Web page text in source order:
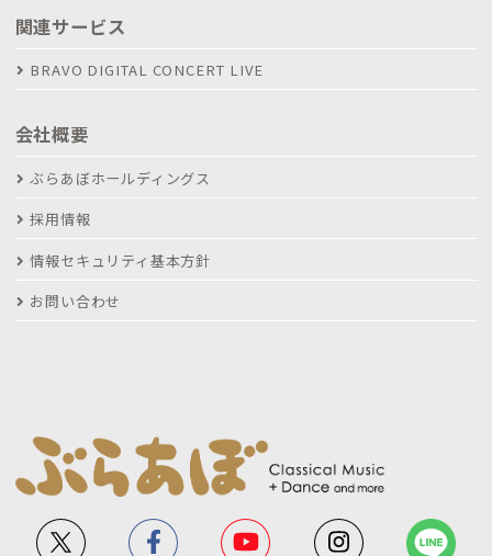
関連サービス
BRAVO DIGITAL CONCERT LIVE
会社概要
ぶらあぼホールディングス
採用情報
情報セキュリティ基本方針
お問い合わせ